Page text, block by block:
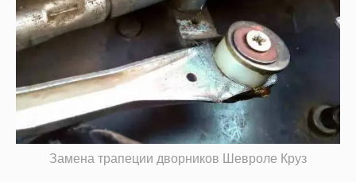
Замена трапеции дворников Шевроле Круз